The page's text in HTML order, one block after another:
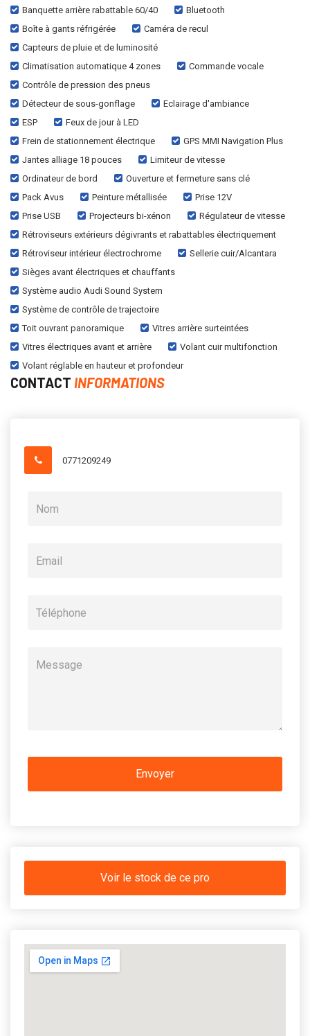
Banquette arrière rabattable 60/40
Bluetooth
Boîte à gants réfrigérée
Caméra de recul
Capteurs de pluie et de luminosité
Climatisation automatique 4 zones
Commande vocale
Contrôle de pression des pneus
Détecteur de sous-gonflage
Eclairage d'ambiance
ESP
Feux de jour à LED
Frein de stationnement électrique
GPS MMI Navigation Plus
Jantes alliage 18 pouces
Limiteur de vitesse
Ordinateur de bord
Ouverture et fermeture sans clé
Pack Avus
Peinture métallisée
Prise 12V
Prise USB
Projecteurs bi-xénon
Régulateur de vitesse
Rétroviseurs extérieurs dégivrants et rabattables électriquement
Rétroviseur intérieur électrochrome
Sellerie cuir/Alcantara
Sièges avant électriques et chauffants
Système audio Audi Sound System
Système de contrôle de trajectoire
Toit ouvrant panoramique
Vitres arrière surteintées
Vitres électriques avant et arrière
Volant cuir multifonction
Volant réglable en hauteur et profondeur
CONTACT INFORMATIONS
0771209249
Voir le stock de ce pro